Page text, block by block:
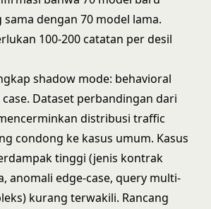
dengan 70 model lama.
100-200 catatan per desil
shadow mode: behavioral
Dataset perbandingan dari
distribusi traffic
condong ke kasus umum. Kasus
tinggi (jenis kontrak
anomali edge-case, query multi-
kurang terwakili. Rancang